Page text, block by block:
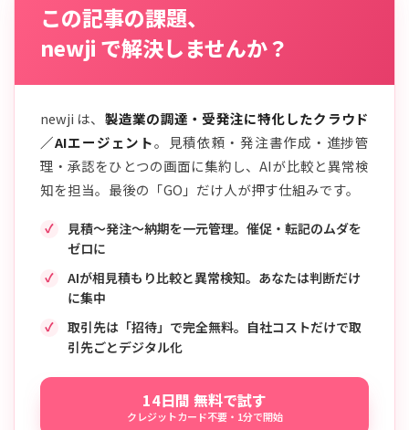
この記事の課題、
newji で解決しませんか？
newji は、 製造業の調達・受発注に特化したクラウド
／AIエージェント。見積依頼・発注書作成・進捗管
理・承認をひとつの画面に集約し、AIが比較と異常検
知を担当。最後の「GO」だけ人が押す仕組みです。
見積〜発注〜納期を一元管理。催促・転記のムダを
ゼロに
AIが相見積もり比較と異常検知。あなたは判断だけ
に集中
取引先は「招待」で完全無料。自社コストだけで取
引先ごとデジタル化
14日間 無料で試す
クレジットカード不要・1分で開始